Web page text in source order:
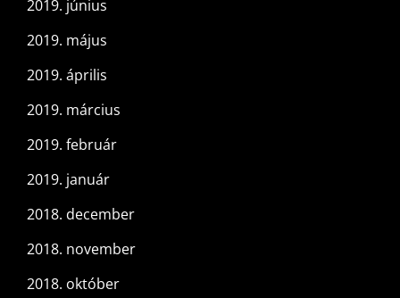
2019. június
2019. május
2019. április
2019. március
2019. február
2019. január
2018. december
2018. november
2018. október